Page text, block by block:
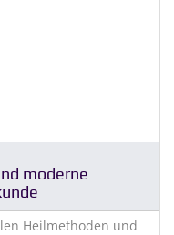
moderne
Heilmethoden und